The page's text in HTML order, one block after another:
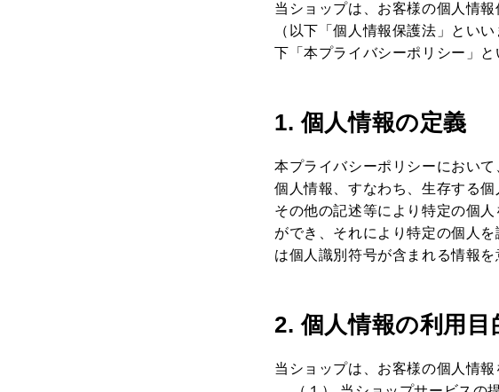
当ショップは、お客様の個人情
（以下「個人情報保護法」とい
下「本プライバシーポリシー」
1. 個人情報の定義
本プライバシーポリシーにおい
個人情報、すなわち、生存する
その他の記述等により特定の個
ができ、それにより特定の個人
は個人識別符号が含まれる情報を
2. 個人情報の利用目
当ショップは、お客様の個人情